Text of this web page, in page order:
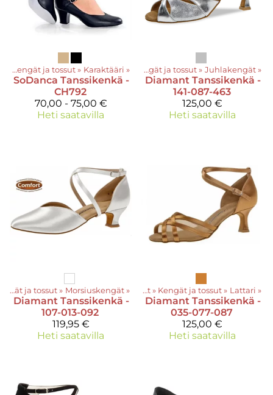
Kengät ja tossut ‪» Karaktääri ‪»
SoDanca Tanssikenkä -
CH792
70,00 - 75,00 €
Heti saatavilla
Tuotteet ‪» Kengät ja tossut ‪» Juhlakengät ‪»
Diamant Tanssikenkä -
141-087-463
125,00 €
Heti saatavilla
Kengät ja tossut ‪» Morsiuskengät ‪»
Diamant Tanssikenkä -
107-013-092
119,95 €
Heti saatavilla
Tuotteet ‪» Kengät ja tossut ‪» Lattari ‪»
Diamant Tanssikenkä -
035-077-087
125,00 €
Heti saatavilla